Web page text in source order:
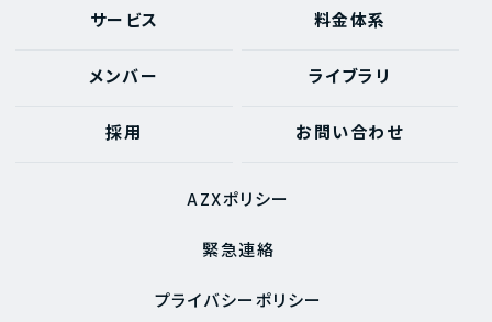
サービス 料金体系
メンバー ライブラリ
採用 お問い合わせ
AZXポリシー
緊急連絡
プライバシーポリシー